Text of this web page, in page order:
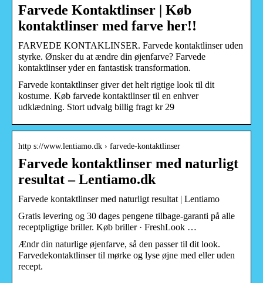
Farvede Kontaktlinser | Køb
kontaktlinser med farve her!!
FARVEDE KONTAKLINSER. Farvede kontaktlinser uden
styrke. Ønsker du at ændre din øjenfarve? Farvede
kontaktlinser yder en fantastisk transformation.
Farvede kontaktlinser giver det helt rigtige look til dit
kostume. Køb farvede kontaktlinser til en enhver
udklædning. Stort udvalg billig fragt kr 29
http s://www.lentiamo.dk › farvede-kontaktlinser
Farvede kontaktlinser med naturligt
resultat – Lentiamo.dk
Farvede kontaktlinser med naturligt resultat | Lentiamo
Gratis levering og 30 dages pengene tilbage-garanti på alle
receptpligtige briller. Køb briller · FreshLook …
Ændr din naturlige øjenfarve, så den passer til dit look.
Farvedekontaktlinser til mørke og lyse øjne med eller uden
recept.